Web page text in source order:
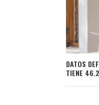
DATOS
TIENE